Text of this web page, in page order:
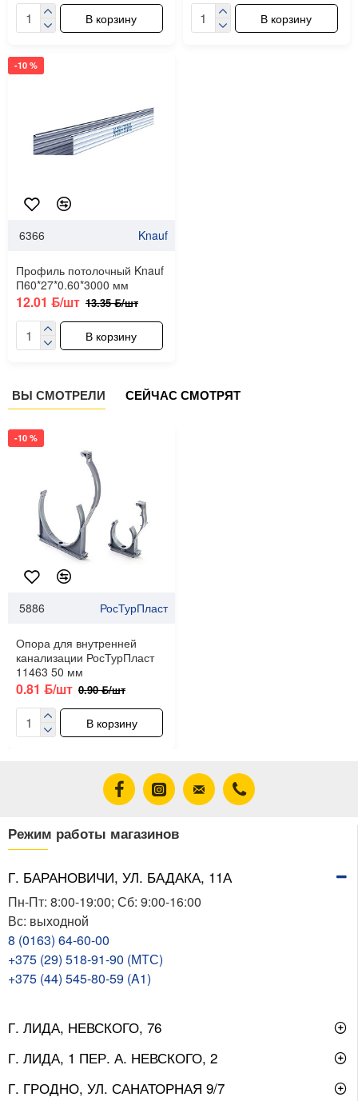
В корзину В корзину
-10 %
6366 Knauf
Профиль потолочный Knauf
П60*27*0.60*3000 мм
12.01 ƃ/шт 13.35 ƃ/шт
В корзину
ВЫ СМОТРЕЛИ СЕЙЧАС СМОТРЯТ
-10 %
5886 РосТурПласт
Опора для внутренней
канализации РосТурПласт
11463 50 мм
0.81 ƃ/шт 0.90 ƃ/шт
В корзину
Режим работы магазинов
Г. БАРАНОВИЧИ, УЛ. БАДАКА, 11А
Пн-Пт: 8:00-19:00; Сб: 9:00-16:00
Вс: выходной
8 (0163) 64-60-00
+375 (29) 518-91-90 (МТС)
+375 (44) 545-80-59 (A1)
Г. ЛИДА, НЕВСКОГО, 76
Г. ЛИДА, 1 ПЕР. А. НЕВСКОГО, 2
Г. ГРОДНО, УЛ. САНАТОРНАЯ 9/7